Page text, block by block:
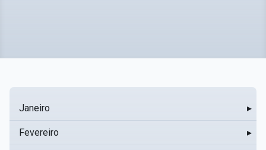
Janeiro ▸
Fevereiro ▸